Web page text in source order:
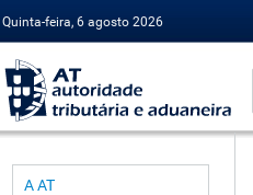
Quinta-feira, 6 agosto 2026
A AT